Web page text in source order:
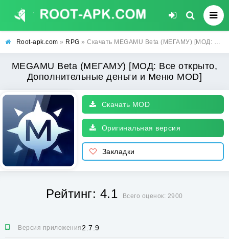
Root-apk.com » RPG » Скачать MEGAMU Beta (МЕГАМУ) [МОД: Все открыто, Дополнительные деньги и Меню MOD] | Взлом MEGAMU Beta на Андроид
MEGAMU Beta (МЕГАМУ) [МОД: Все открыто,
Дополнительные деньги и Меню MOD]
Скачать MOD
Оригинальная версия
Закладки
Рейтинг: 4.1 Всего оценок: 2900
Версия приложения:2.7.9